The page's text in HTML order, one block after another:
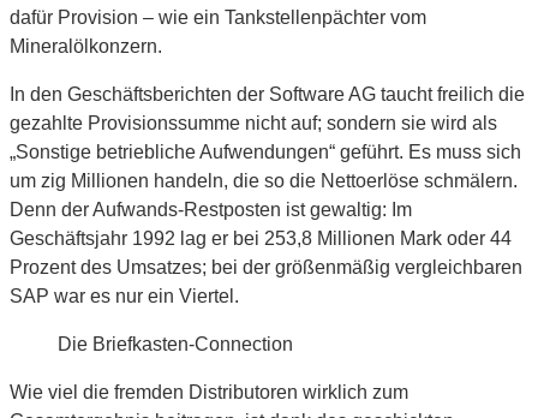
dafür Provision – wie ein Tankstellenpächter vom
Mineralölkonzern.
In den Geschäftsberichten der Software AG taucht freilich die
gezahlte Provisionssumme nicht auf; sondern sie wird als
„Sonstige betriebliche Aufwendungen“ geführt. Es muss sich
um zig Millionen handeln, die so die Nettoerlöse schmälern.
Denn der Aufwands-Restposten ist gewaltig: Im
Geschäftsjahr 1992 lag er bei 253,8 Millionen Mark oder 44
Prozent des Umsatzes; bei der größenmäßig vergleichbaren
SAP war es nur ein Viertel.
Die Briefkasten-Connection
Wie viel die fremden Distributoren wirklich zum